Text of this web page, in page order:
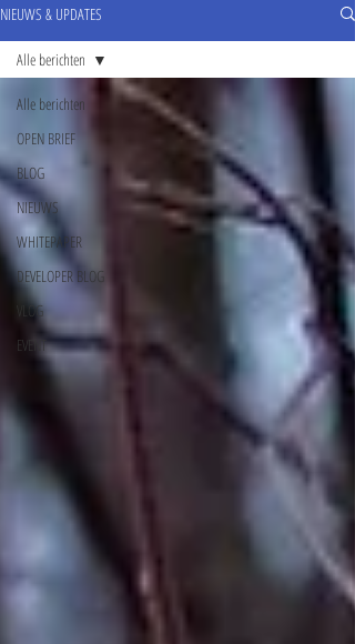
NIEUWS & UPDATES
Alle berichten
OPEN BRIEF
BLOG
NIEUWS
WHITEPAPER
DEVELOPER BLOG
VLOG
EVENT
Alle berichten